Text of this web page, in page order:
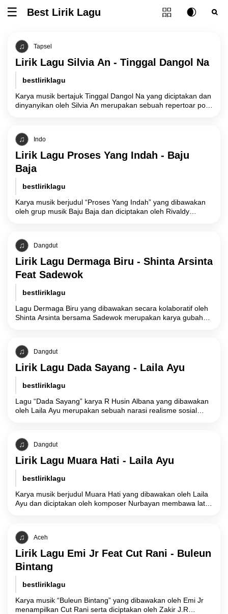
Tombol untuk membuka atau menutup menu
Best Lirik Lagu TombolTombol
Tapsel
Lirik Lagu Silvia An - Tinggal Dangol Na
bestliriklagu
Karya musik bertajuk Tinggal Dangol Na yang diciptakan dan
dinyanyikan oleh Silvia An merupakan sebuah repertoar pop
Indo
Lirik Lagu Proses Yang Indah - Baju
Baja
bestliriklagu
Karya musik berjudul “Proses Yang Indah” yang dibawakan
oleh grup musik Baju Baja dan diciptakan oleh Rivaldy
Dangdut
Lirik Lagu Dermaga Biru - Shinta Arsinta
Feat Sadewok
bestliriklagu
Lagu Dermaga Biru yang dibawakan secara kolaboratif oleh
Shinta Arsinta bersama Sadewok merupakan karya gubahan
Dangdut
Lirik Lagu Dada Sayang - Laila Ayu
bestliriklagu
Lagu “Dada Sayang” karya R Husin Albana yang dibawakan
oleh Laila Ayu merupakan sebuah narasi realisme sosial
Dangdut
Lirik Lagu Muara Hati - Laila Ayu
bestliriklagu
Karya musik berjudul Muara Hati yang dibawakan oleh Laila
Ayu dan diciptakan oleh komposer Nurbayan membawa latar
Aceh
Lirik Lagu Emi Jr Feat Cut Rani - Buleun
Bintang
bestliriklagu
Karya musik “Buleun Bintang” yang dibawakan oleh Emi Jr
menampilkan Cut Rani serta diciptakan oleh Zakir J.R